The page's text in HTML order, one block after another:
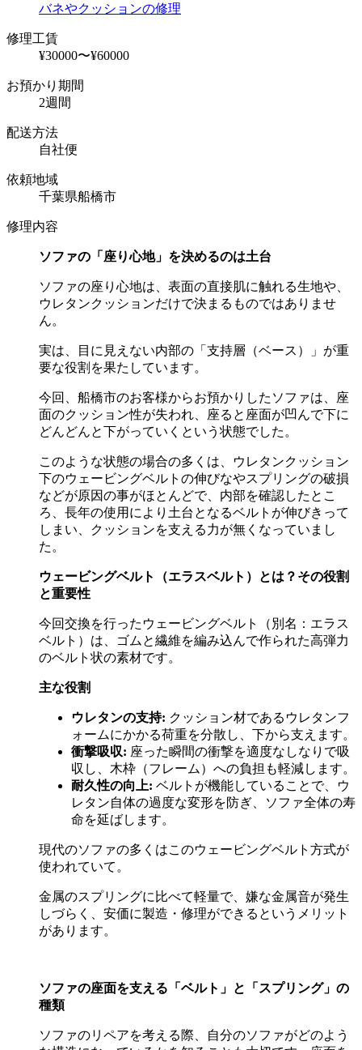
バネやクッションの修理
修理工賃
¥30000〜¥60000
お預かり期間
2週間
配送方法
自社便
依頼地域
千葉県船橋市
修理内容
ソファの「座り心地」を決めるのは土台
ソファの座り心地は、表面の直接肌に触れる生地や、
ウレタンクッションだけで決まるものではありませ
ん。
実は、目に見えない内部の「支持層（ベース）」が重
要な役割を果たしています。
今回、船橋市のお客様からお預かりしたソファは、座
面のクッション性が失われ、座ると座面が凹んで下に
どんどんと下がっていくという状態でした。
このような状態の場合の多くは、ウレタンクッション
下のウェービングベルトの伸びなやスプリングの破損
などが原因の事がほとんどで、内部を確認したとこ
ろ、長年の使用により土台となるベルトが伸びきって
しまい、クッションを支える力が無くなっていまし
た。
ウェービングベルト（エラスベルト）とは？その役割
と重要性
今回交換を行ったウェービングベルト（別名：エラス
ベルト）は、ゴムと繊維を編み込んで作られた高弾力
のベルト状の素材です。
主な役割
ウレタンの支持: クッション材であるウレタンフ
ォームにかかる荷重を分散し、下から支えます。
衝撃吸収: 座った瞬間の衝撃を適度なしなりで吸
収し、木枠（フレーム）への負担も軽減します。
耐久性の向上: ベルトが機能していることで、ウ
レタン自体の過度な変形を防ぎ、ソファ全体の寿
命を延ばします。
現代のソファの多くはこのウェービングベルト方式が
使われていて。
金属のスプリングに比べて軽量で、嫌な金属音が発生
しづらく、安価に製造・修理ができるというメリット
があります。
ソファの座面を支える「ベルト」と「スプリング」の
種類
ソファのリペアを考える際、自分のソファがどのよう